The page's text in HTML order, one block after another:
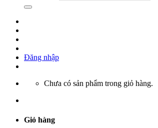
Đăng nhập
Chưa có sản phẩm trong giỏ hàng.
Giỏ hàng